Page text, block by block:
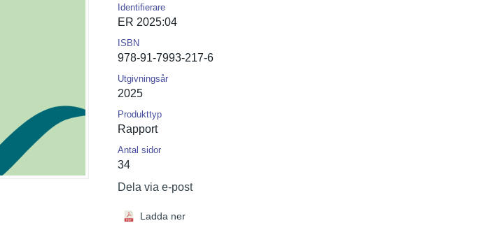
Identifierare
ER 2025:04
ISBN
978-91-7993-217-6
Utgivningsår
2025
Produkttyp
Rapport
Antal sidor
34
Dela via e-post
Ladda ner